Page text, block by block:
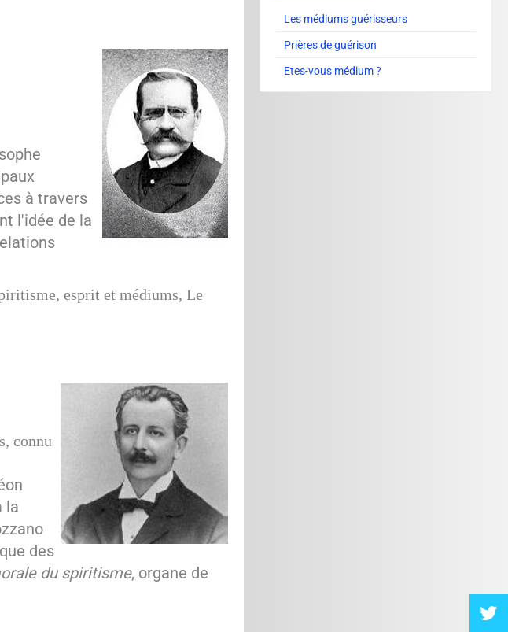
à travers
l'idée de la
esprit et médiums, Le
connu
la
des
du spiritisme, organe de
Les médiums guérisseurs
Prières de guérison
Etes-vous médium ?